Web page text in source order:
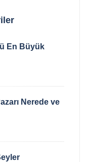
En Büyük
Nerede ve